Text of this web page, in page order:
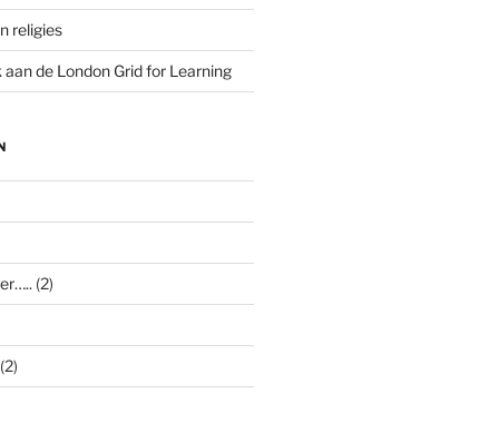
religies
de London Grid for Learning
(2)